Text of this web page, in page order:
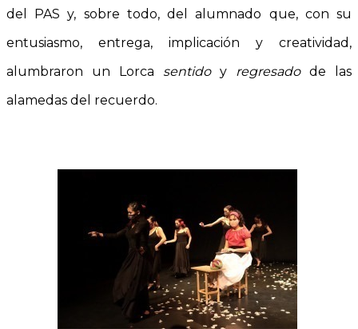
del PAS y, sobre todo, del alumnado que, con su
entusiasmo, entrega, implicación y creatividad,
alumbraron un Lorca sentido y regresado de las
alamedas del recuerdo.